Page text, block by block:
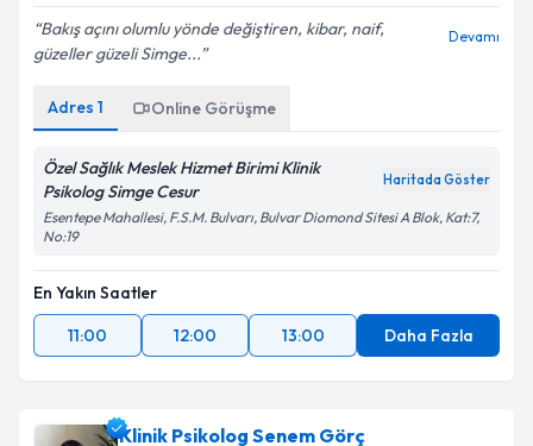
Bakış açını olumlu yönde değiştiren, kibar, naif,
güzeller güzeli Simge...
Devamı
Adres 1 Online Görüşme
Özel Sağlık Meslek Hizmet Birimi Klinik
Psikolog Simge Cesur
Haritada Göster
Esentepe Mahallesi, F.S.M. Bulvarı, Bulvar Diomond Sitesi A Blok, Kat:7,
No:19
En Yakın Saatler
11:00
12:00 13:00 Daha Fazla
Klinik Psikolog Senem Görç